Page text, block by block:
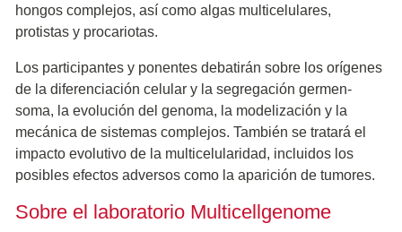
hongos complejos, así como algas multicelulares,
protistas y procariotas.
Los participantes y ponentes debatirán sobre los orígenes
de la diferenciación celular y la segregación germen-
soma, la evolución del genoma, la modelización y la
mecánica de sistemas complejos. También se tratará el
impacto evolutivo de la multicelularidad, incluidos los
posibles efectos adversos como la aparición de tumores.
Sobre el laboratorio Multicellgenome